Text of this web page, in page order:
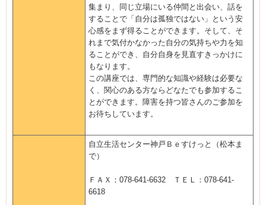
集まり、同じ立場にいる仲間と出会い、話を
することで「自分は孤独ではない」という安
心感をまず得ることができます。そして、そ
れまで気付かなかった自分の気持ちや力を知
ることができ、自分自身を見直すきっかけに
もなります。
この講座では、専門的な知識や経験は必要な
く、関心のある方ならどなたでも参加するこ
とができます。障害を持つ皆さんのご参加を
お待ちしています。
自立生活センター神戸Ｂｅすけっと（松本ま
で）
ＦＡＸ：078-641-6632 ＴＥＬ：078-641-
6618